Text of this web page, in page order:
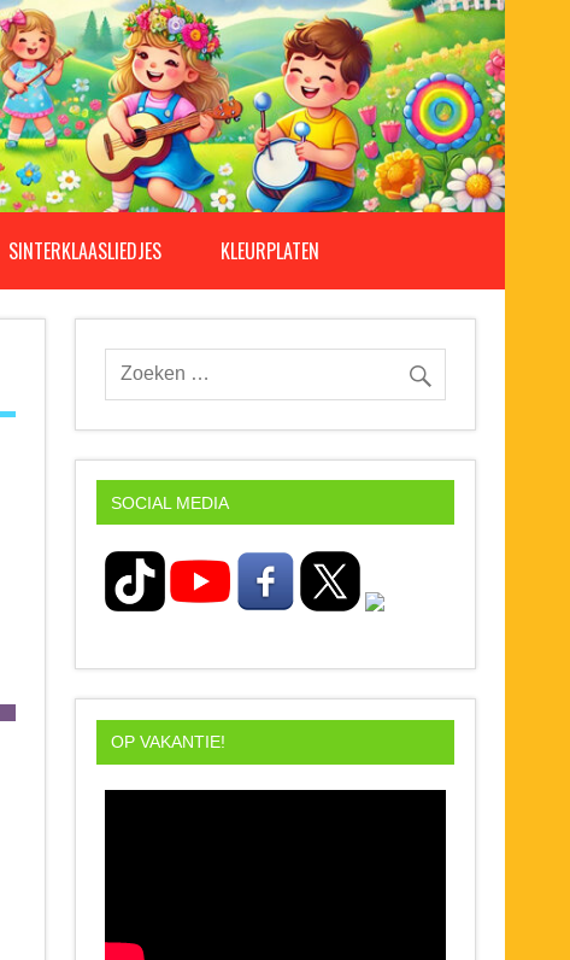
SINTERKLAASLIEDJES KLEURPLATEN
SOCIAL MEDIA
OP VAKANTIE!